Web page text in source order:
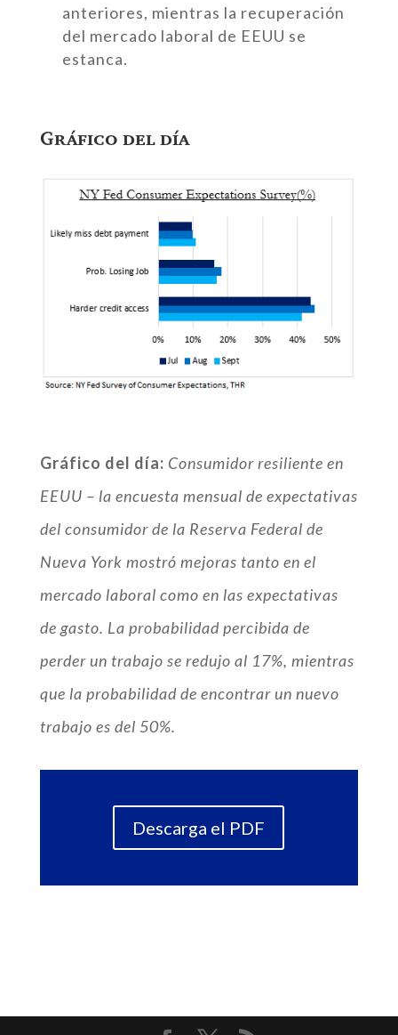
anteriores, mientras la recuperación
del mercado laboral de EEUU se
estanca.
Gráfico del día
Gráfico del día: Consumidor resiliente en
EEUU – la encuesta mensual de expectativas
del consumidor de la Reserva Federal de
Nueva York mostró mejoras tanto en el
mercado laboral como en las expectativas
de gasto. La probabilidad percibida de
perder un trabajo se redujo al 17%, mientras
que la probabilidad de encontrar un nuevo
trabajo es del 50%.
Descarga el PDF